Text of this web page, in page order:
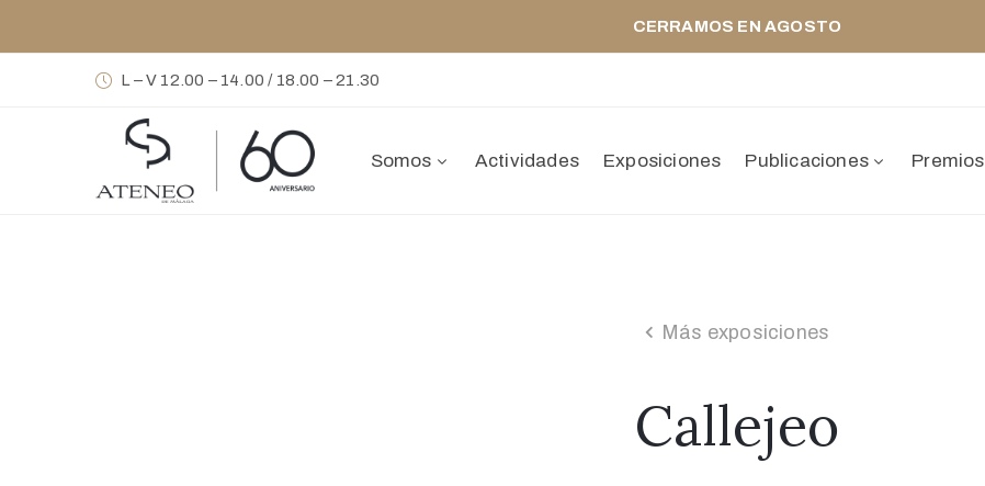
CERRAMOS EN AGOSTO
L – V 12.00 – 14.00 / 18.00 – 21.30
Somos Actividades Exposiciones Publicaciones Premios
Más exposiciones
Callejeo